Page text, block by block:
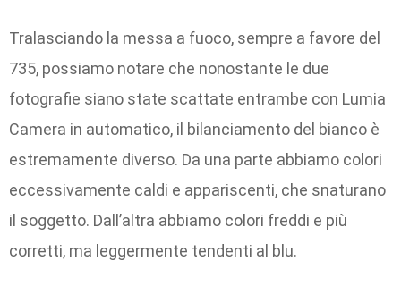
Tralasciando la messa a fuoco, sempre a favore del
735, possiamo notare che nonostante le due
fotografie siano state scattate entrambe con Lumia
Camera in automatico, il bilanciamento del bianco è
estremamente diverso. Da una parte abbiamo colori
eccessivamente caldi e appariscenti, che snaturano
il soggetto. Dall’altra abbiamo colori freddi e più
corretti, ma leggermente tendenti al blu.